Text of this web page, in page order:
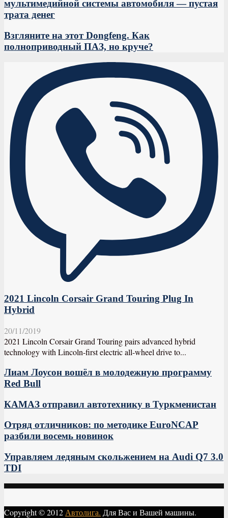
мультимедийной системы автомобиля — пустая
трата денег
Взгляните на этот Dongfeng. Как
полноприводный ПАЗ, но круче?
2021 Lincoln Corsair Grand Touring Plug In
Hybrid
20/11/2019
2021 Lincoln Corsair Grand Touring pairs advanced hybrid
technology with Lincoln-first electric all-wheel drive to...
Лиам Лоусон вошёл в молодежную программу
Red Bull
КАМАЗ отправил автотехнику в Туркменистан
Отряд отличников: по методике EuroNCAP
разбили восемь новинок
Управляем ледяным скольжением на Audi Q7 3.0
TDI
Copyright © 2012 Автолига. Для Вас и Вашей машины.